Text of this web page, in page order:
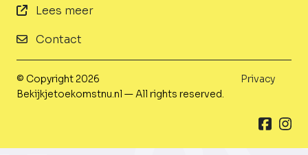
Lees meer
Contact
© Copyright 2026
Bekijkjetoekomstnu.nl — All rights reserved.
Privacy